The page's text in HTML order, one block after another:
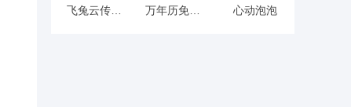
心动泡泡